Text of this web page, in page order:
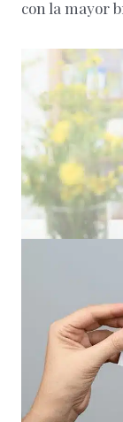
con la mayor